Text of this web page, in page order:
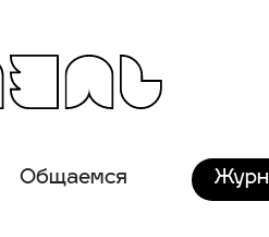
Общаемся